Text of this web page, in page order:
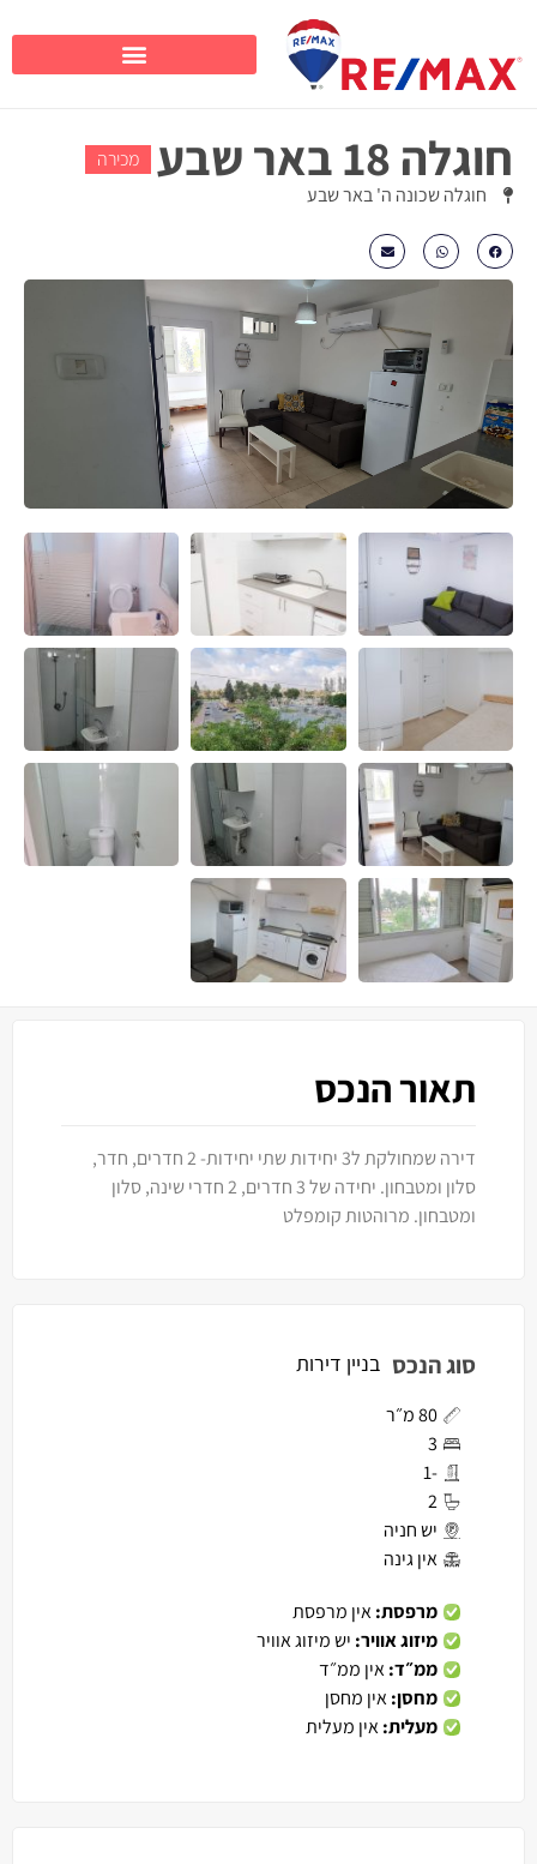
חוגלה 18 באר שבע
מכירה
חוגלה שכונה ה' באר שבע
₪1,035,000
תאור הנכס
דירה שמחולקת ל3 יחידות שתי יחידות- 2 חדרים, חדר,
סלון ומטבחון. יחידה של 3 חדרים, 2 חדרי שינה, סלון
ומטבחון. מרוהטות קומפלט
סוג הנכס בניין דירות
80 מ״ר
3
-1
2
יש חניה
אין גינה
מרפסת:אין מרפסת
מיזוג אוויר: יש מיזוג אוויר
ממ״ד:אין ממ״ד
מחסן:אין מחסן
מעלית:אין מעלית